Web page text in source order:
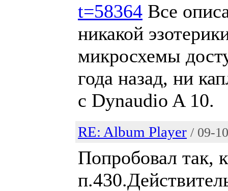
t=58364 Все
никакой
микросхемы
года назад, ни
с Dynaudio A 10.
RE: Album Player / 09-
Попробовал